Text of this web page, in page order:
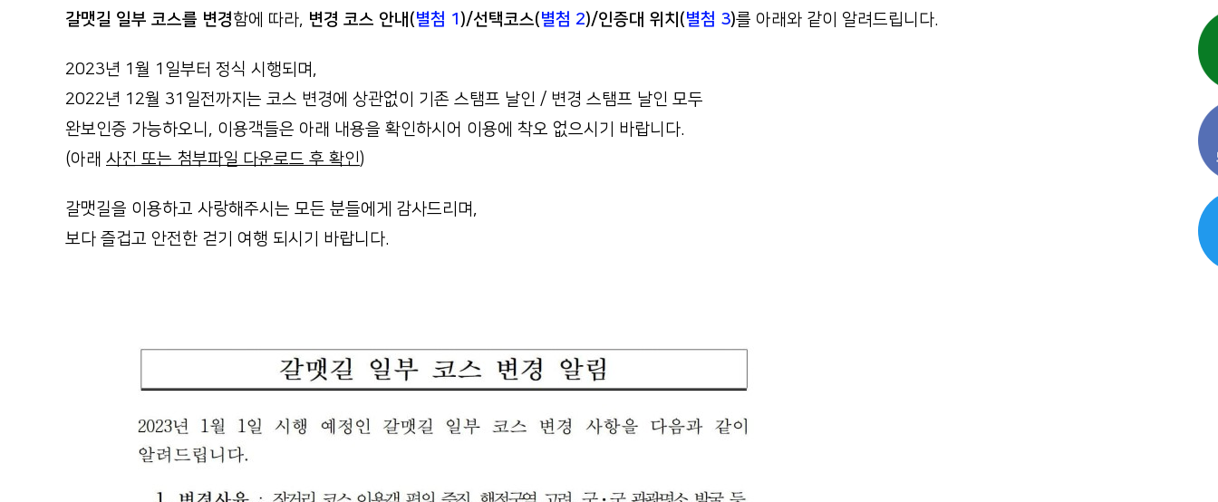
갈맷길 일부 코스를 변경함에 따라, 변경 코스 안내(별첨 1 )/선택코스(별첨 2)/인증대 위치(별첨 3)를 아래와 같이 알려드립니다.
2023년 1월 1일부터 정식 시행되며,
2022년 12월 31일전까지는 코스 변경에 상관없이 기존 스탬프 날인 / 변경 스탬프 날인 모두
완보인증 가능하오니, 이용객들은 아래 내용을 확인하시어 이용에 착오 없으시기 바랍니다.
(아래 사진 또는 첨부파일 다운로드 후 확인)
갈맷길을 이용하고 사랑해주시는 모든 분들에게 감사드리며,
보다 즐겁고 안전한 걷기 여행 되시기 바랍니다.